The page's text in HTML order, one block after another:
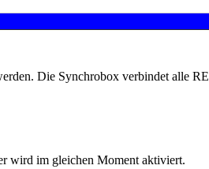
Die Synchrobox verbindet alle
wird im gleichen Moment aktiviert.